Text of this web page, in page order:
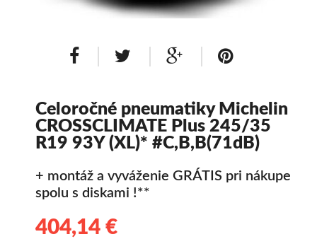
Hliníkové / ALU disky / Elektróny
Celoročné pneumatiky Michelin
CROSSCLIMATE Plus 245/35
R19 93Y (XL)* #C,B,B(71dB)
+ montáž a vyváženie GRÁTIS pri nákupe
spolu s diskami !**
404,14 €